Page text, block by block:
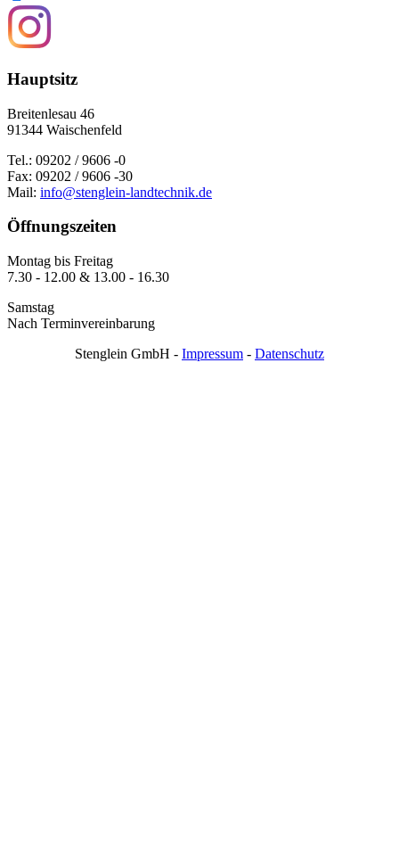
Hauptsitz
Breitenlesau 46
91344 Waischenfeld
Tel.: 09202 / 9606 -0
Fax: 09202 / 9606 -30
Mail: info@stenglein-landtechnik.de
Öffnungszeiten
Montag bis Freitag
7.30 - 12.00 & 13.00 - 16.30
Samstag
Nach Terminvereinbarung
Stenglein GmbH - Impressum - Datenschutz